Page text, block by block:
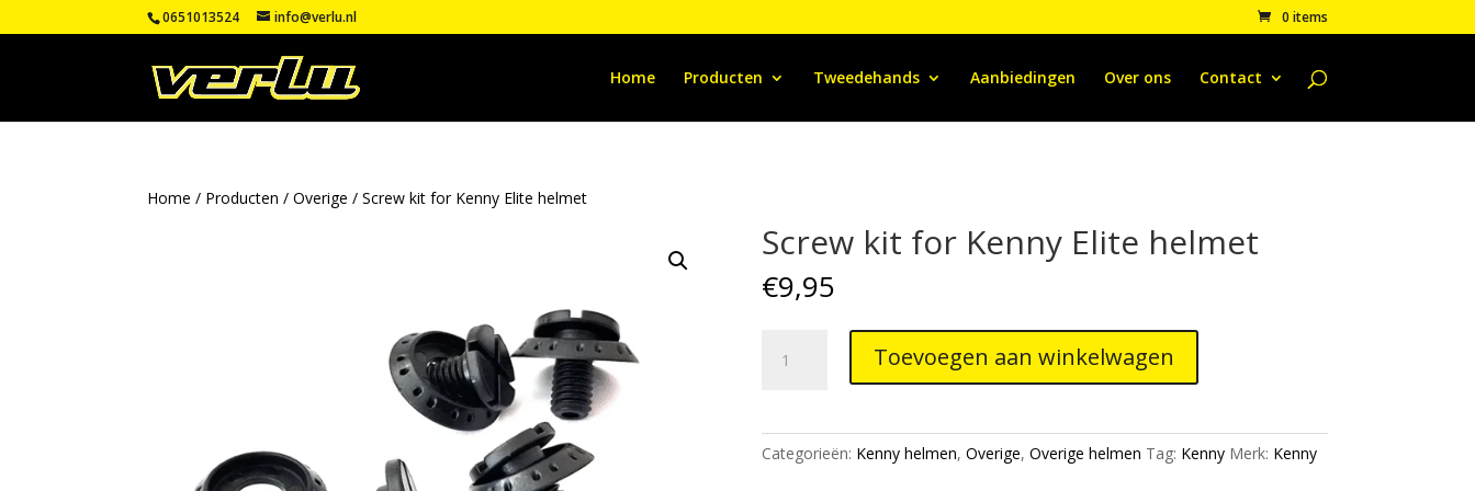
0651013524 info@verlu.nl 0 items
Home Producten Tweedehands Aanbiedingen Over ons Contact
Home / Producten /Overige / Screw kit for Kenny Elite helmet
Screw kit for Kenny Elite helmet
€9,95
helmet
Toevoegen aan winkelwagen
Categorieën: Kenny helmen, Overige, Overige helmen Tag: Kenny Merk: Kenny